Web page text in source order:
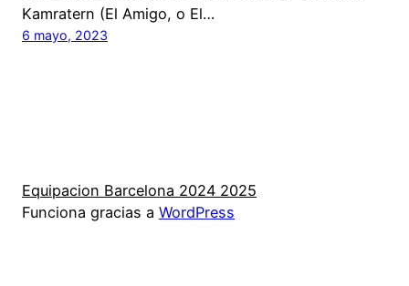
Kamratern (El Amigo, o El…
6 mayo, 2023
Equipacion Barcelona 2024 2025
Funciona gracias a WordPress